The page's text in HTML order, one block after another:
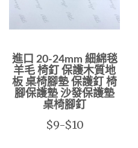
進口 20-24mm 細綿毯
羊毛 椅釘 保護木質地
板 桌椅腳墊 保護釘 椅
腳保護墊 沙發保護墊
桌椅腳釘
$9-$10